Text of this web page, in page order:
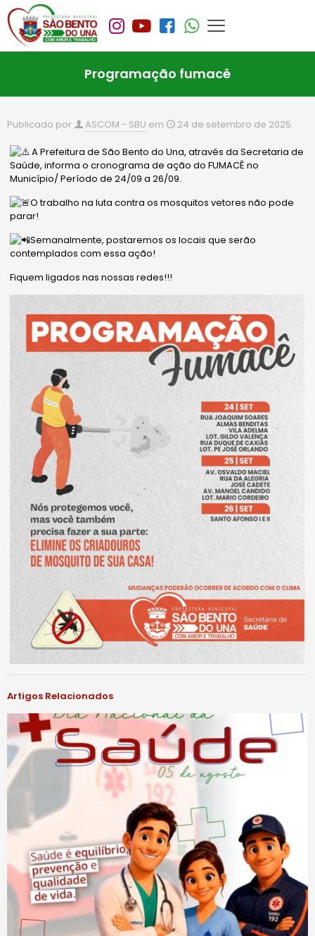
Programação fumacê
Publicado por ASCOM - SBU em 24 de setembro de 2025
A Prefeitura de São Bento do Una, através da Secretaria de
Saúde, informa o cronograma de ação do FUMACÊ no
Município/ Período de 24/09 a 26/09.
O trabalho na luta contra os mosquitos vetores não pode
parar!
Semanalmente, postaremos os locais que serão
contemplados com essa ação!
Fiquem ligados nas nossas redes!!!
Artigos Relacionados